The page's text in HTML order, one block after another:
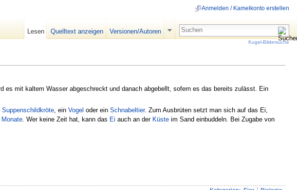
es mit kaltem Wasser abgeschreckt und danach abgebellt, sofern es das bereits zulässt. Ein
Suppenschildkröte , ein Vogel oder ein Schnabeltier. Zum Ausbrüten setzt man sich auf das Ei,
Monate . Wer keine Zeit hat, kann das Ei auch an der Küste im Sand einbuddeln. Bei Zugabe von
Anmelden / Kamelkonto erstellen
Lesen Quelltext anzeigen Versionen/Autoren
Kugel-Bildersuche